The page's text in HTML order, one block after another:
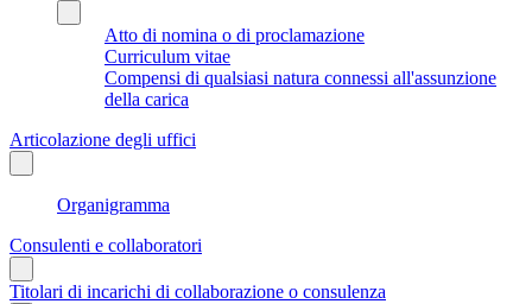
Atto di nomina o di proclamazione
Curriculum vitae
Compensi di qualsiasi natura connessi all'assunzione
della carica
Articolazione degli uffici
Organigramma
Consulenti e collaboratori
Titolari di incarichi di collaborazione o consulenza